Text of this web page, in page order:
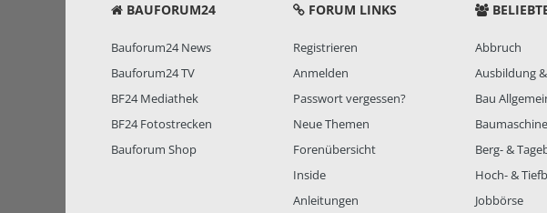
BAUFORUM24
Bauforum24 News
Bauforum24 TV
BF24 Mediathek
BF24 Fotostrecken
Bauforum Shop
FORUM LINKS
Registrieren
Anmelden
Passwort vergessen?
Neue Themen
Forenübersicht
Inside
Anleitungen
Abbruch
Ausbildung
Bau
Berg- &
Hoch- &
Jobbörse